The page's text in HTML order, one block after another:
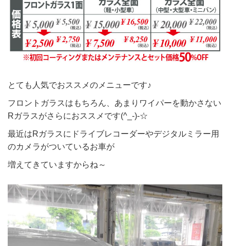
とても人気でおススメのメニューです♪
フロントガラスはもちろん、あまりワイパーを動かさない
Rガラスがさらにおススメです(^_-)-☆
最近はRガラスにドライブレコーダーやデジタルミラー用
のカメラがついているお車が
増えてきていますからね～